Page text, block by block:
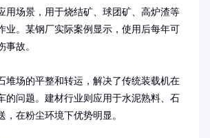
用场景，用于烧结矿、球团矿、高炉渣等
业。某钢厂实际案例显示，使用后每年可
事故。
堆场的平整和转运，解决了传统装载机在
的问题。建材行业则应用于水泥熟料、石
，在粉尘环境下优势明显。